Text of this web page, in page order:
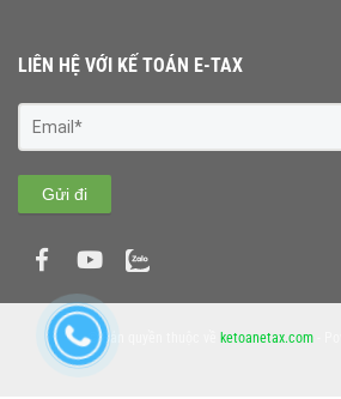
LIÊN HỆ VỚI KẾ TOÁN E-TAX
Gửi đi
© Bản quyền thuộc về ketoanetax.com